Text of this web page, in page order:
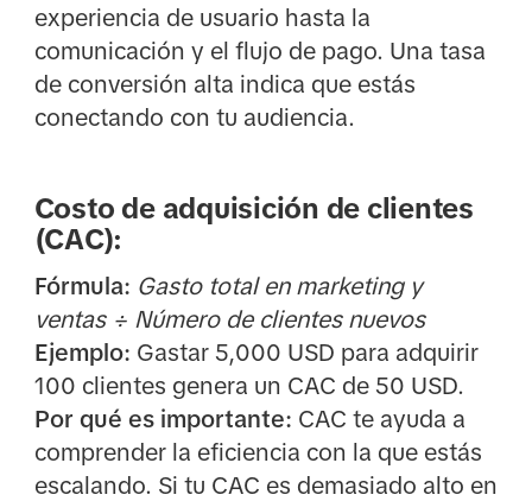
experiencia de usuario hasta la
comunicación y el flujo de pago. Una tasa
de conversión alta indica que estás
conectando con tu audiencia.
Costo de adquisición de clientes
(CAC):
Fórmula: Gasto total en marketing y
ventas ÷ Número de clientes nuevos
Ejemplo: Gastar 5,000 USD para adquirir
100 clientes genera un CAC de 50 USD.
Por qué es importante: CAC te ayuda a
comprender la eficiencia con la que estás
escalando. Si tu CAC es demasiado alto en